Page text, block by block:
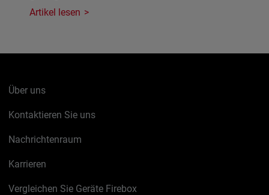
Artikel lesen
Über uns
Kontaktieren Sie uns
Nachrichtenraum
Karrieren
Vergleichen Sie Geräte Firebox